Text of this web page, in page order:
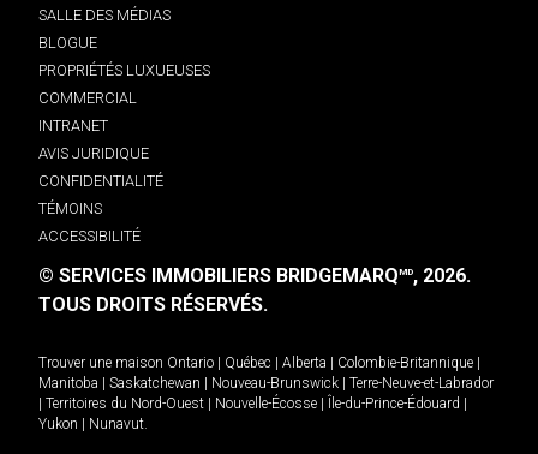
SALLE DES MÉDIAS
BLOGUE
PROPRIÉTÉS LUXUEUSES
COMMERCIAL
INTRANET
AVIS JURIDIQUE
CONFIDENTIALITÉ
TÉMOINS
ACCESSIBILITÉ
© SERVICES IMMOBILIERS BRIDGEMARQMD, 2026.
TOUS DROITS RÉSERVÉS.
Trouver une maison Ontario Québec Alberta Colombie-Britannique
Manitoba
Saskatchewan Nouveau-Brunswick
Terre-Neuve-et-Labrador
Territoires du Nord-Ouest Nouvelle-Écosse Île-du-Prince-Édouard
Yukon
Nunavut.